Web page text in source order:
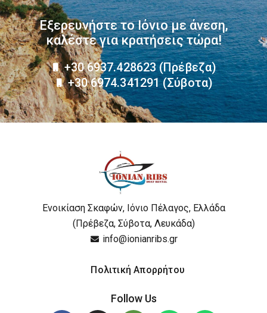
Εξερευνήστε το Ιόνιο με άνεση,
καλέστε για κρατήσεις τώρα!
+30 6937.428623 (Πρέβεζα)
+30 6974.341291 (Σύβοτα)
Ενοικίαση Σκαφών, Ιόνιο Πέλαγος, Ελλάδα
(Πρέβεζα, Σύβοτα, Λευκάδα)
info@ionianribs.gr
Πολιτική Απορρήτου
Follow Us